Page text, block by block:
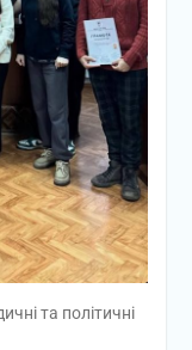
та політичні